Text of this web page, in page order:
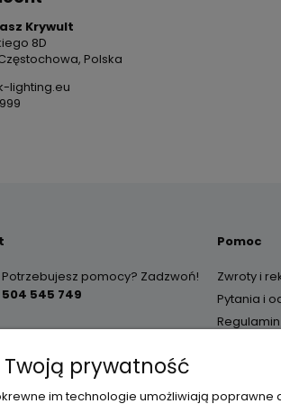
Krywult
8D
Polska
lighting.eu
Potrzebujesz pomocy? Zadzwoń!
504 545 749
Pomoc
Zwroty i
Pytania i
Regulamin
prywatność
im technologie umożliwiają